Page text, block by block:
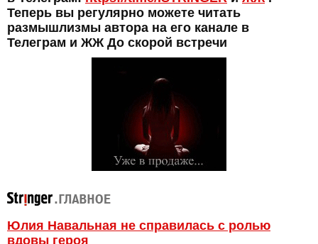
Теперь вы регулярно можете читать
размышлизмы автора на его канале в
Телеграм и ЖЖ До скорой встречи
Юлия Навальная не справилась с ролью
вдовы героя